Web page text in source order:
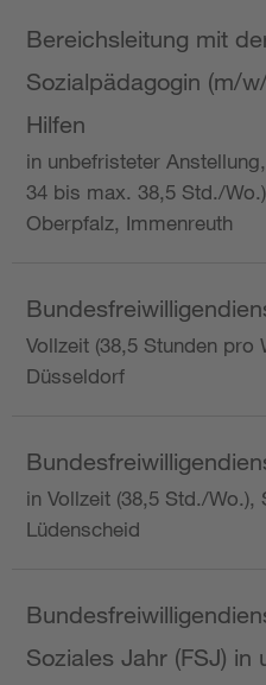
Bereichsleitung mit
Sozialpädagogin (m/
Hilfen
in unbefristeter
34 bis max. 38,5 Std./
Oberpfalz, Immenreuth
Vollzeit (38,5 Stunden pro
Düsseldorf
in Vollzeit (38,5 Std./
Lüdenscheid
Soziales Jahr (FSJ) in